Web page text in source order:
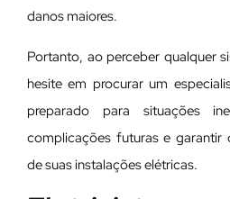
danos maiores.
Portanto, ao perceber qualquer
hesite em procurar um
preparado para situações
complicações futuras e garantir
de suas instalações elétricas.